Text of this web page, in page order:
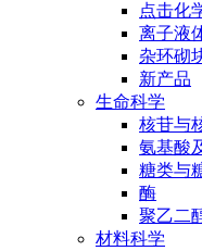
点击化
离子液
杂环砌
新产品
生命科学
核苷与
氨基酸
糖类与
酶
聚乙二
材料科学